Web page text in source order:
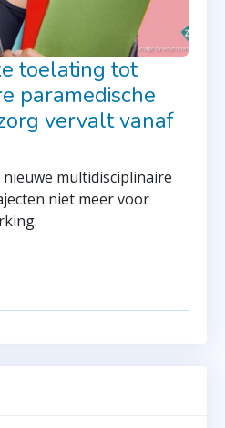
toelating tot
paramedische
vervalt vanaf
multidisciplinaire
niet meer voor